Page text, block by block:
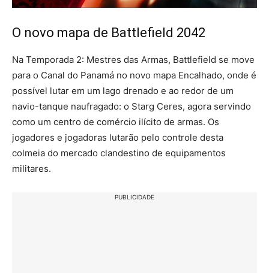
O novo mapa de Battlefield 2042
Na Temporada 2: Mestres das Armas, Battlefield se move
para o Canal do Panamá no novo mapa Encalhado, onde é
possível lutar em um lago drenado e ao redor de um
navio-tanque naufragado: o Starg Ceres, agora servindo
como um centro de comércio ilícito de armas. Os
jogadores e jogadoras lutarão pelo controle desta
colmeia do mercado clandestino de equipamentos
militares.
PUBLICIDADE